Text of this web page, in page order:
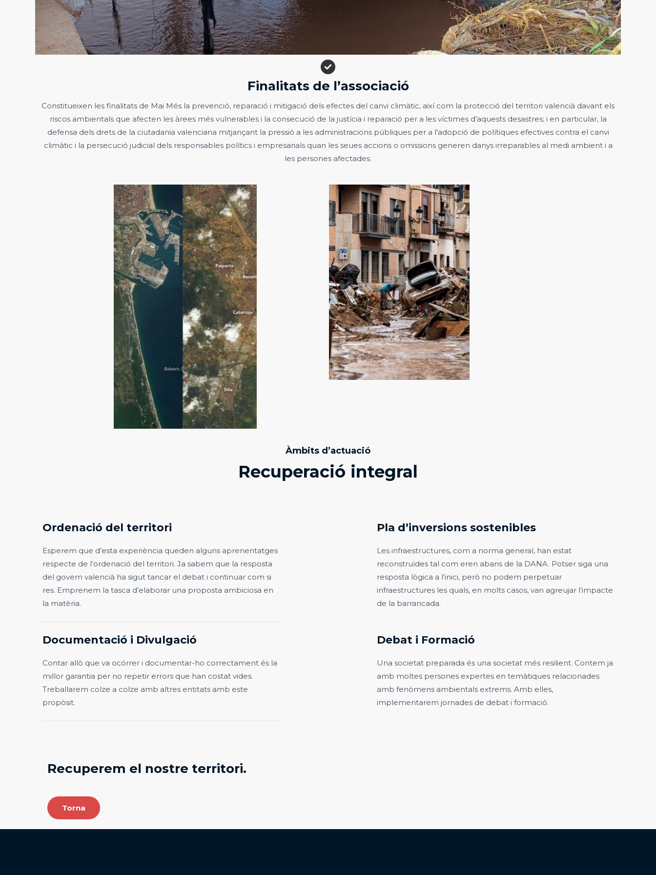
Finalitats de l’associació
Constitueixen les finalitats de Mai Més la prevenció, reparació i mitigació dels efectes del canvi climàtic, així com la protecció del territori valencià davant els
riscos ambientals que afecten les àrees més vulnerables i la consecució de la justícia i reparació per a les víctimes d’aquests desastres; i en particular, la
defensa dels drets de la ciutadania valenciana mitjançant la pressió a les administracions públiques per a l’adopció de polítiques efectives contra el canvi
climàtic i la persecució judicial dels responsables polítics i empresarials quan les seues accions o omissions generen danys irreparables al medi ambient i a
les persones afectades.
Àmbits d’actuació
Recuperació integral
Ordenació del territori
Esperem que d’esta experiència queden alguns aprenentatges
respecte de l’ordenació del territori. Ja sabem que la resposta
del govern valencià ha sigut tancar el debat i continuar com si
res. Emprenem la tasca d’elaborar una proposta ambiciosa en
la matèria.
Pla d’inversions sostenibles
Les infraestructures, com a norma general, han estat
reconstruïdes tal com eren abans de la DANA. Potser siga una
resposta lògica a l’inici, però no podem perpetuar
infraestructures les quals, en molts casos, van agreujar l’impacte
de la barrancada.
Documentació i Divulgació
Contar allò que va ocórrer i documentar-ho correctament és la
millor garantia per no repetir errors que han costat vides.
Treballarem colze a colze amb altres entitats amb este
propòsit.
Debat i Formació
Una societat preparada és una societat més resilient. Contem ja
amb moltes persones expertes en temàtiques relacionades
amb fenòmens ambientals extrems. Amb elles,
implementarem jornades de debat i formació.
Recuperem el nostre territori.​
Torna